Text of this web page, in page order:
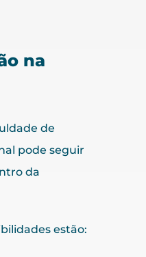
na
de
pode seguir
da
estão: